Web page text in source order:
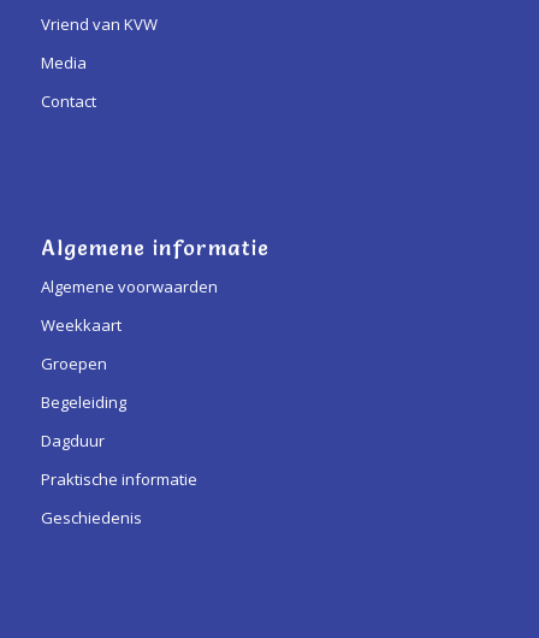
Vriend van KVW
Media
Contact
Algemene informatie
Algemene voorwaarden
Weekkaart
Groepen
Begeleiding
Dagduur
Praktische informatie
Geschiedenis